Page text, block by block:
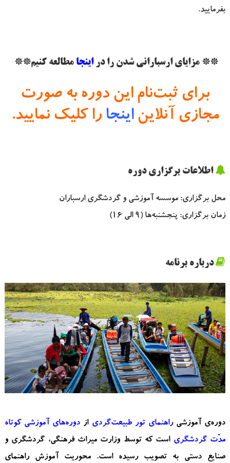
بفرمایید.
** مزایای ارسبارانی شدن را در اینجا مطالعه کنیم**
برای ثبت‌نام این دوره به صورت
مجازی آنلایناینجا را کلیک نمایید.
اطلاعات برگزاری دوره
محل برگزاری: موسسه آموزشی و گردشگری ارسباران
زمان برگزاری: پنجشنبه‌ها (9 الی 16)
درباره برنامه
دوره‌ی آموزشیراهنمای تور طبیعت‌گردی از دوره‌های آموزشی کوتاه
مدّت گردشگری است که توسط وزارت میراث فرهنگی، گردشگری و
صنایع دستی به تصویب رسیده است. محوریت آموزش راهنمای